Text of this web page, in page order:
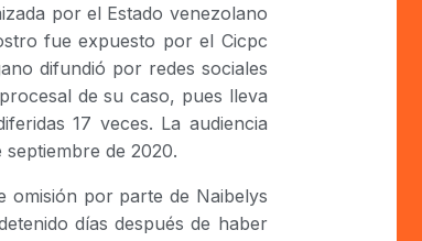
por el Estado venezolano
fue expuesto por el Cicpc
difundió por redes sociales
de su caso, pues lleva
17 veces. La audiencia
de 2020.
omisión por parte de Naibelys
días después de haber